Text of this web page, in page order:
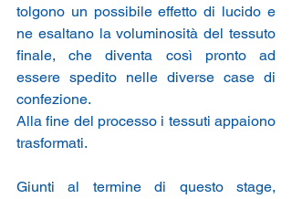
tolgono un possibile effetto di lucido e
ne esaltano la voluminosità del tessuto
finale, che diventa così pronto ad
essere spedito nelle diverse case di
confezione.
Alla fine del processo i tessuti appaiono
trasformati.
Giunti al termine di questo stage,